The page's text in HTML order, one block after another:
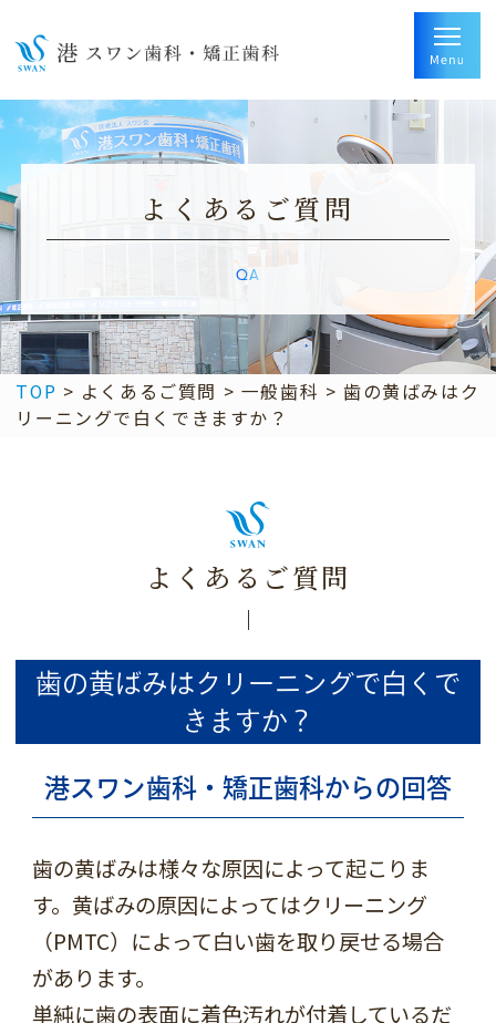
よくあるご質問
QA
TOP > よくあるご質問 > 一般歯科 > 歯の黄ばみはク
リーニングで白くできますか？
よくあるご質問
歯の黄ばみはクリーニングで白くで
きますか？
港スワン歯科・矯正歯科からの回答
歯の黄ばみは様々な原因によって起こりま
す。黄ばみの原因によってはクリーニング
（PMTC）によって白い歯を取り戻せる場合
があります。
単純に歯の表面に着色汚れが付着しているだ